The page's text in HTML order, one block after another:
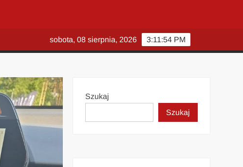
3:11:55 PM
sobota, 08 sierpnia, 2026
Szukaj
Szukaj